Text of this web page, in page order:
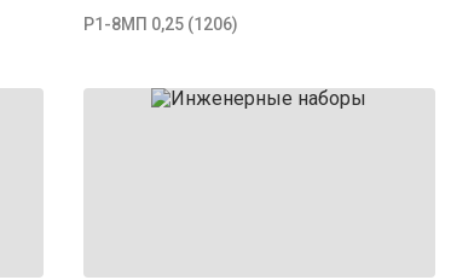
Р1-8МП 0,25 (1206)